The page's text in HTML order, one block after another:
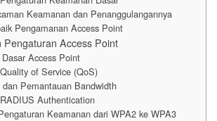
Keamanan dan Penanggulangannya
Pengamanan Access Point
Pengaturan Access Point
Access Point
of Service (QoS)
dan Pemantauan Bandwidth
Authentication
Keamanan dari WPA2 ke WPA3